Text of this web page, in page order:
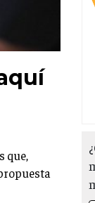
que,